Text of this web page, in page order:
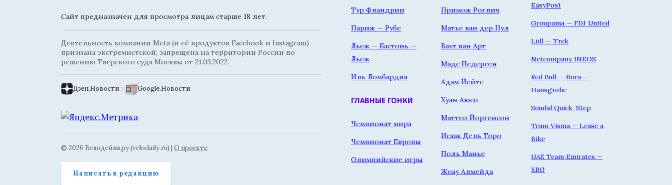
Сайт предназначен для просмотра лицам старше 18 лет.
Деятельность компании Meta (и её продуктов Facebook и Instagram)
признана экстремистской, запрещена на территории России по
решению Тверского суда Москвы от 21.03.2022.
Дзен.Новости | Google.Новости
© 2026 Велодейли.ру (velodaily.ru) | О проекте
Написать в редакцию
Тур Фландрии
Париж — Рубе
Льеж — Бастонь —
Льеж
Иль Ломбардия
ГЛАВНЫЕ ГОНКИ
Чемпионат мира
Чемпионат Европы
Олимпийские игры
Примож Роглич
Матье ван дер Пул
Ваут ван Арт
Мадс Педерсен
Адам Йейтс
Хуан Аюсо
Маттео Йоргенсон
Исаак Дель Торо
Поль Манье
Жоау Алмейда
EasyPost
Groupama — FDJ United
Lidl — Trek
Netcompany INEOS
Red Bull — Bora —
Hansgrohe
Soudal Quick-Step
Team Visma — Lease a
Bike
UAE Team Emirates —
XRG